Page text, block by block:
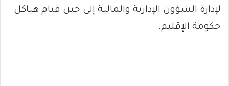
لإدارة الشؤون الإدارية والمالية إلى حين قيام هياكل
حكومة الإقليم.